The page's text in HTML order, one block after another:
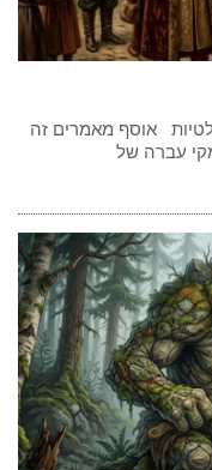
אוסף מאמרים זה
עברה של